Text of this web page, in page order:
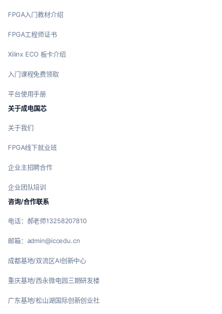
FPGA入门教材介绍
FPGA工程师证书
Xilinx ECO 板卡介绍
入门课程免费领取
平台使用手册
关于成电国芯
关于我们
FPGA线下就业班
企业主招聘合作
企业团队培训
咨询/合作联系
电话：郝老师13258207810
邮箱：admin@iccedu.cn
成都基地/双流区AI创新中心
重庆基地/西永微电园三期研发楼
广东基地/松山湖国际创新创业社